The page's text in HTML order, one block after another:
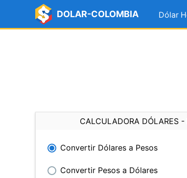
DOLAR-COLOMBIA Dólar
CALCULADORA DÓLARES -
Convertir Dólares a Pesos
Convertir Pesos a Dólares